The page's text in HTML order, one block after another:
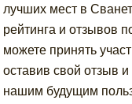
лучших мест в
рейтинга и отзывов
можете принять
оставив свой отзыв
нашим будущим